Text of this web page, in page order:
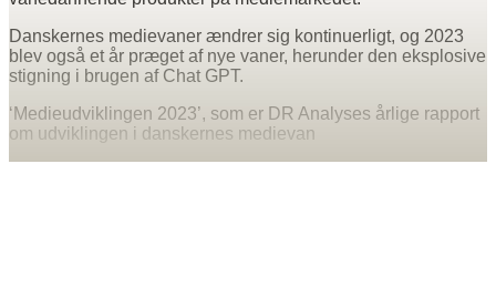
Danskernes medievaner ændrer sig kontinuerligt, og 2023
blev også et år præget af nye vaner, herunder den eksplosive
stigning i brugen af Chat GPT.
‘Medieudviklingen 2023’, som er DR Analyses årlige rapport
om udviklingen i danskernes medievan